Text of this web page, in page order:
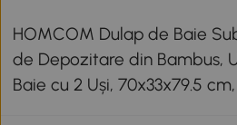
HOMCOM Dulap de Baie
de Depozitare din Bambus,
Baie cu 2 Uși, 70x33x79.5